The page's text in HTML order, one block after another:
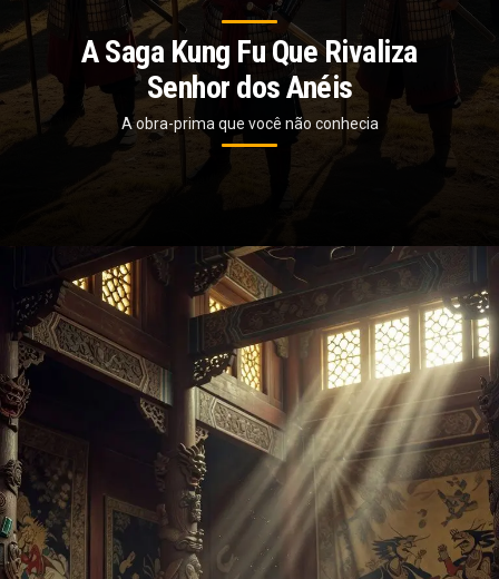
A Saga Kung Fu Que Rivaliza
Senhor dos Anéis
A obra-prima que você não conhecia